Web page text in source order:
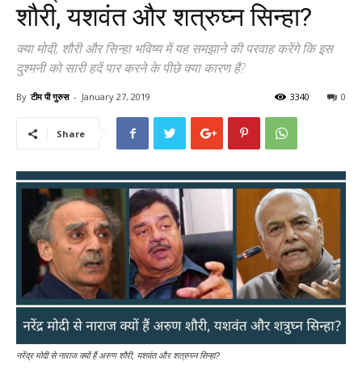
शौरी, यशवंत और शत्रुघ्न सिन्हा?
क्या मोदी, शौरी और सिन्हा भविष्य में यह समझाने की परवाह करेंगे कि इस
दुश्मनी को सारी हदें पार करने के पीछे क्या कारण है?
By टीम पी गुरुस - January 27, 2019 0
3340
Share
नरेंद्र मोदी से नाराज क्यों हैं अरुण शौरी, यशवंत और शत्रुघ्न सिन्हा?